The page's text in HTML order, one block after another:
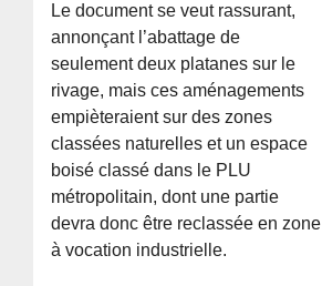
Le document se veut rassurant,
annonçant l’abattage de
seulement deux platanes sur le
rivage, mais ces aménagements
empièteraient sur des zones
classées naturelles et un espace
boisé classé dans le PLU
métropolitain, dont une partie
devra donc être reclassée en zone
à vocation industrielle.